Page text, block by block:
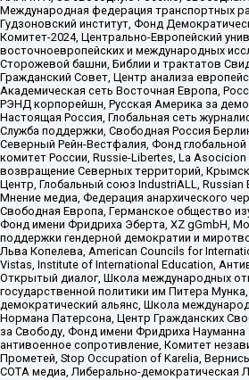
Международная федерация транспортных
Гудзоновский институт, Фонд
Комитет-2024, Центрально-Европейский
восточноевропейских и международных
Сторожевой башни, Библии и трактатов
Гражданский Совет, Центр анализа
Академическая сеть Восточная Европа,
РЭНД корпорейшн, Русская Америка за
Настоящая Россия, Глобальная сеть
Служба поддержки, Свободная Россия
Северный Рейн-Вестфалия, Фонд
комитет России, Russie-Libertes, La
возвращение Северных территорий,
Центр, Глобальный союз IndustriALL, Russian
Мнение медиа, Федерация анархического
Свободная Европа, Германское общество
Фонд имени Фридриха Эберта, XZ gGmbH,
поддержки гендерной демократии и
Льва Копелева, American Councils for
Vistas, Institute of International Education,
Открытый диалог, Школа международных
государственной политики им Питера
демократический альянс, Школа
Нормана Патерсона, Центр Гражданских
за Свободу, Фонд имени Фридриха
антивоенное сопротивление, Комитет
Прометей, Stop Occupation of Karelia,
СОТА медиа, Либерально-демократическая